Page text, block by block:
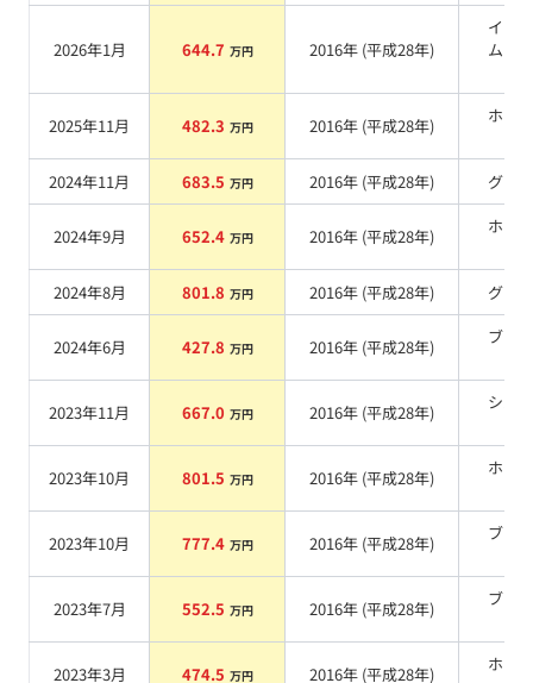
2026年1月 644.7 万円 2016年 (平成28年)
イリ
ムシ
2025年11月 482.3 万円 2016年 (平成28年)
ホワ
2024年11月
683.5 万円 2016年 (平成28年) グレー
2024年9月 652.4 万円 2016年 (平成28年)
ホワ
2024年8月
801.8 万円 2016年 (平成28年) グレー
2024年6月 427.8 万円 2016年 (平成28年)
ブラ
2023年11月 667.0 万円 2016年 (平成28年)
シル
2023年10月 801.5 万円 2016年 (平成28年)
ホワ
2023年10月 777.4 万円 2016年 (平成28年)
ブラ
2023年7月 552.5 万円 2016年 (平成28年)
ブラ
2023年3月 474.5 万円 2016年 (平成28年)
ホワ